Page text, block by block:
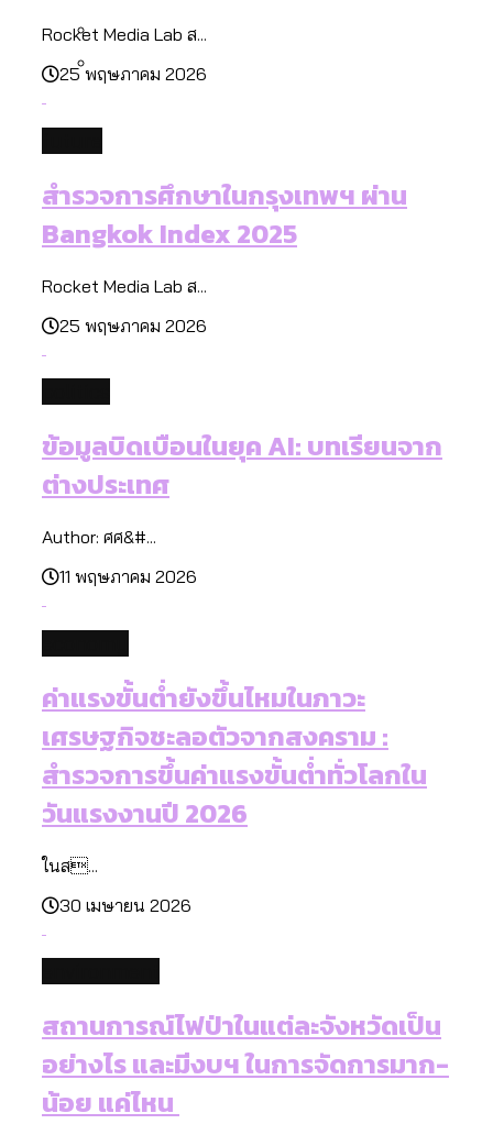
ลักษณ์แบบไหนสู่สายตาโลก
กรุงเทพฯ ผ่าน Bangkok Index 2025
Bangkok Index 2025 : อันดับความน่าอยู่
[ข้อมูลดิบ]
Rocket Media Lab ส...
25 พฤษภาคม 2026
สำรวจการศึกษาในกรุงเทพฯ ผ่าน
Bangkok Index 2025
Rocket Media Lab ส...
25 พฤษภาคม 2026
ข้อมูลบิดเบือนในยุค AI: บทเรียนจาก
ต่างประเทศ
Author: ศศ&#...
11 พฤษภาคม 2026
ค่าแรงขั้นต่ำยังขึ้นไหมในภาวะ
เศรษฐกิจชะลอตัวจากสงคราม :
สำรวจการขึ้นค่าแรงขั้นต่ำทั่วโลกใน
วันแรงงานปี 2026
ในส...
30 เมษายน 2026
สถานการณ์ไฟป่าในแต่ละจังหวัดเป็น
อย่างไร และมีงบฯ ในการจัดการมาก-
น้อย แค่ไหน